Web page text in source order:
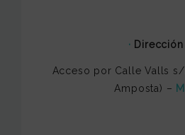
· Dirección
Acceso por Calle Valls
Amposta) –